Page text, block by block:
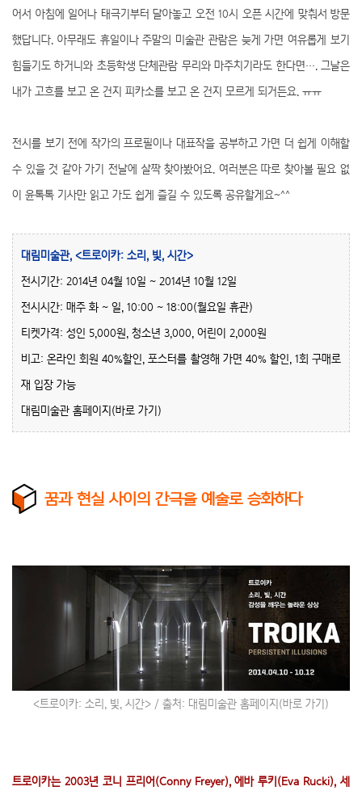
어서 아침에 일어나 태극기부터 달아놓고 오전 10시 오픈 시간에 맞춰서 방문
했답니다. 아무래도 휴일이나 주말의 미술관 관람은 늦게 가면 여유롭게 보기
힘들기도 하거니와 초등학생 단체관람 무리와 마주치기라도 한다면…. 그날은
내가 고흐를 보고 온 건지 피카소를 보고 온 건지 모르게 되거든요. ㅠㅠ
전시를 보기 전에 작가의 프로필이나 대표작을 공부하고 가면 더 쉽게 이해할
수 있을 것 같아 가기 전날에 살짝 찾아봤어요. 여러분은 따로 찾아볼 필요 없
이 윤톡톡 기사만 읽고 가도 쉽게 즐길 수 있도록 공유할게요~^^
대림미술관, <트로이카: 소리, 빛, 시간>
전시기간: 2014년 04월 10일 ~ 2014년 10월 12일
전시시간: 매주 화 ~ 일, 10:00 ~ 18:00(월요일 휴관)
티켓가격: 성인 5,000원, 청소년 3,000, 어린이 2,000원
비고: 온라인 회원 40%할인, 포스터를 촬영해 가면 40% 할인, 1회 구매로
재 입장 가능
대림미술관 홈페이지 (바로 가기)
꿈과 현실 사이의 간극을 예술로 승화하다
<트로이카: 소리, 빛, 시간> / 출처: 대림미술관 홈페이지 (바로 가기)
트로이카는 2003년 코니 프리어(Conny Freyer), 에바 루키(Eva Rucki), 세